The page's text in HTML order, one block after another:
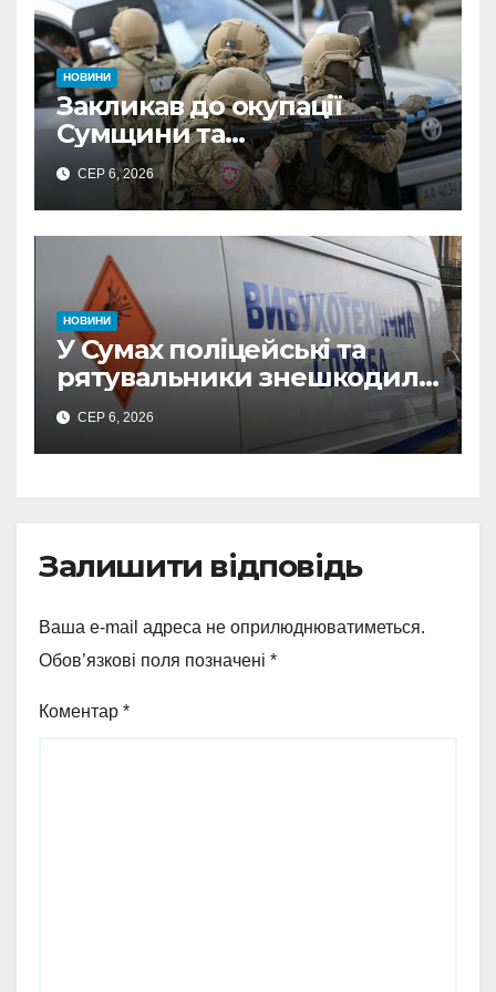
НОВИНИ
Закликав до окупації
Сумщини та
виправдовував обстріли:
СБУ викрила
прокремлівського агітатора
з Охтирки
СЕР 6, 2026
НОВИНИ
У Сумах поліцейські та
рятувальники знешкодили
500-кілограмову авіабомбу
росіян
СЕР 6, 2026
Залишити відповідь
Ваша e-mail адреса не оприлюднюватиметься.
Обов’язкові поля позначені *
Коментар *